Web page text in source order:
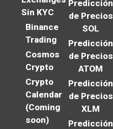
Sin KYC
Binance
Trading
Cosmos
Crypto
Crypto
Calendar
(Coming
soon)
Predicción
de Precios
SOL
Predicción
de Precios
ATOM
Predicción
de Precios
XLM
Predicción